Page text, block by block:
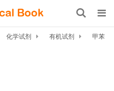
化学试剂 有机试剂
甲苯